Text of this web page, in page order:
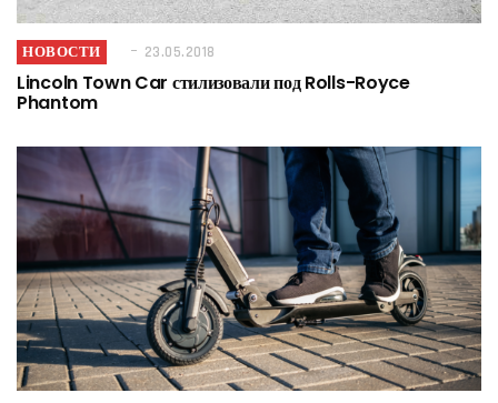
НОВОСТИ 23.05.2018
Lincoln Town Car стилизовали под Rolls-Royce
Phantom